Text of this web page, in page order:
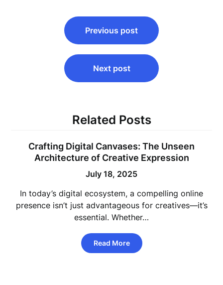
navigation
Previous post
Next post
Related Posts
Crafting Digital Canvases: The Unseen
Architecture of Creative Expression
July 18, 2025
In today’s digital ecosystem, a compelling online
presence isn’t just advantageous for creatives—it’s
essential. Whether…
Read More